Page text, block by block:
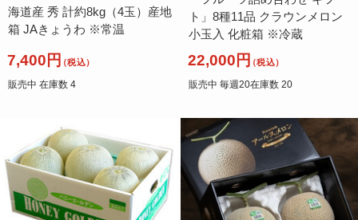
海道産 秀 計約8kg（4玉）産地
箱 JAきょうわ ※常温
7,400円（税込）
販売中 在庫数 4
ト」8種11品 クラウンメロン
小玉入 化粧箱 ※冷蔵
22,000円（税込）
販売中 毎週20在庫数 20